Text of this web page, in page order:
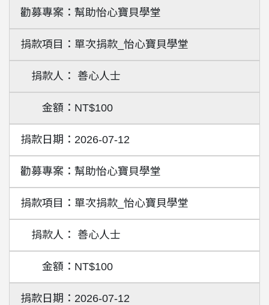
幫助怡心寶貝學堂
單次捐款_怡心寶貝學堂
善心人士
NT$100
2026-07-12
幫助怡心寶貝學堂
單次捐款_怡心寶貝學堂
善心人士
NT$100
2026-07-12